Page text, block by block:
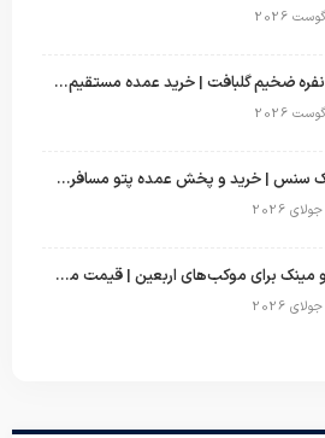
قیمت پتو یک‌نفره ضخیم گلبافت | خرید عمده مستقیم با بهترین قیمت
قیمت پتو سبک سنس | خرید و پخش عمده پتو مسافرتی Sense
خرید عمده پتو مینک برای موکب‌های اربعین | قیمت مناسب و ارسال سریع